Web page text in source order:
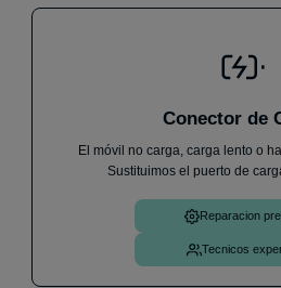
Conector de
El móvil no carga, carga lento o
Sustituimos el puerto de
Reparacion
Tecnicos